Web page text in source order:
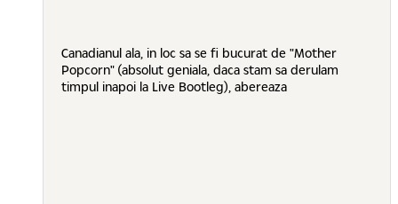
Canadianul ala, in loc sa se fi bucurat de "Mother
Popcorn" (absolut geniala, daca stam sa derulam
timpul inapoi la Live Bootleg), abereaza